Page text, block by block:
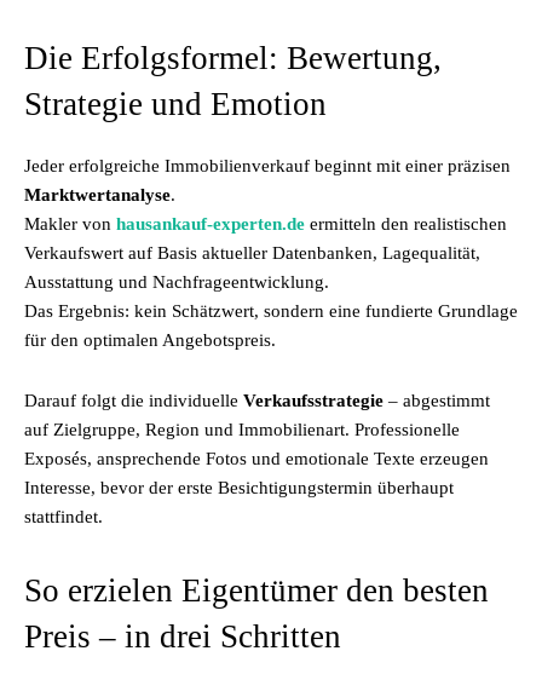
Die Erfolgsformel: Bewertung,
Strategie und Emotion
Jeder erfolgreiche Immobilienverkauf beginnt mit einer präzisen
Marktwertanalyse.
Makler von hausankauf-experten.de ermitteln den realistischen
Verkaufswert auf Basis aktueller Datenbanken, Lagequalität,
Ausstattung und Nachfrageentwicklung.
Das Ergebnis: kein Schätzwert, sondern eine fundierte Grundlage
für den optimalen Angebotspreis.
Darauf folgt die individuelle Verkaufsstrategie – abgestimmt
auf Zielgruppe, Region und Immobilienart. Professionelle
Exposés, ansprechende Fotos und emotionale Texte erzeugen
Interesse, bevor der erste Besichtigungstermin überhaupt
stattfindet.
So erzielen Eigentümer den besten
Preis – in drei Schritten